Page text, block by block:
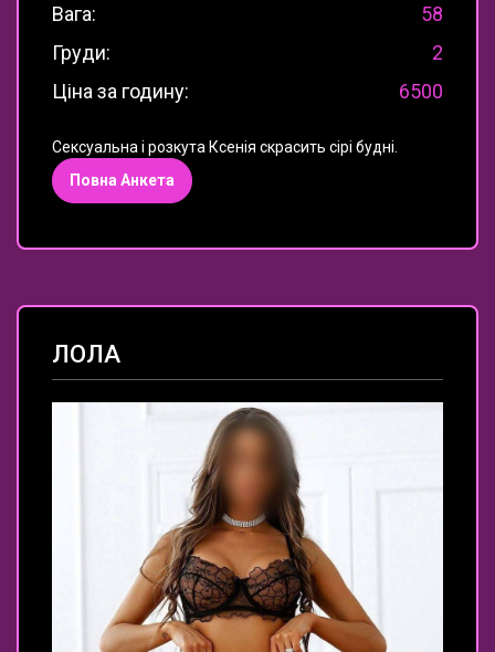
Вага:
58
Груди:
2
Ціна за годину:
6500
Сексуальна і розкута Ксенія скрасить сірі будні.
Повна Анкета
ЛОЛА